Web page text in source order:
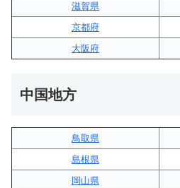
滋賀県
京都府
大阪府
中国地方
鳥取県
島根県
岡山県